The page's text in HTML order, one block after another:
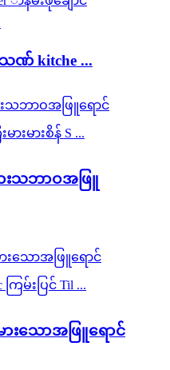
ဏ် kitche ...
သဘာဝအဖြူ
းသောအဖြူရောင်